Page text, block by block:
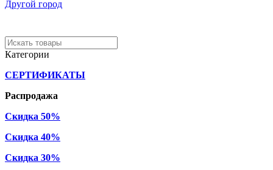
Другой город
Категории
СЕРТИФИКАТЫ
Распродажа
Скидка 50%
Скидка 40%
Скидка 30%